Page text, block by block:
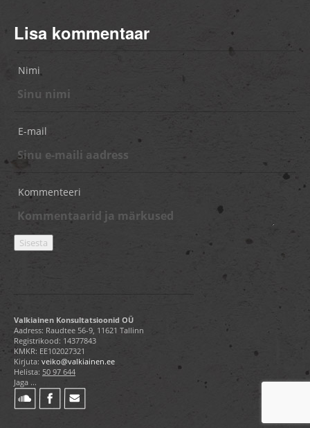
Lisa kommentaar
Nimi
E-mail
Kommenteeri
Valkiainen Konsultatsioonid OÜ
Aadress: Raudtee 56-9, 11621 Tallinn
Registrikood: 14377843
KMKR: EE102027321
Kirjuta: veiko@valkiainen.ee
Helista: 50 97 644
Jaga ...